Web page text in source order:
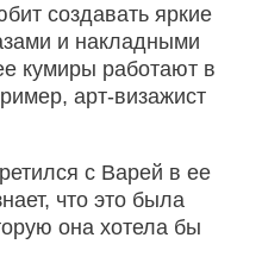
создавать яркие
и накладными
кумиры работают в
арт-визажист
с Варей в ее
что это была
она хотела бы